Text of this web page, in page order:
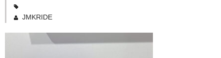
お買い物ガイド
お問い合わせ
JMKRIDE